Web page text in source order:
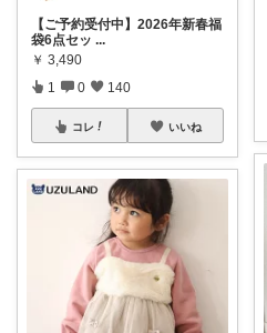
【ご予約受付中】2026年新春福
袋6点セッ ...
￥ 3,490
1 0 140
コレ いいね